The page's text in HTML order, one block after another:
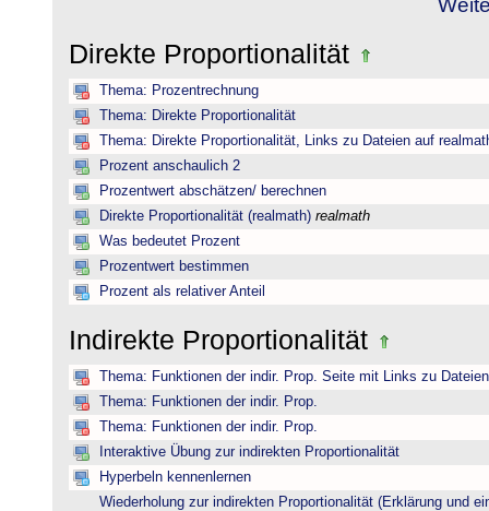
Direkte Proportionalität
Thema: Prozentrechnung
Thema: Direkte Proportionalität
Thema: Direkte Proportionalität, Links zu Dateien auf
Prozent anschaulich 2
Prozentwert abschätzen/ berechnen
Direkte Proportionalität (realmath) realmath
Was bedeutet Prozent
Prozentwert bestimmen
Prozent als relativer Anteil
Indirekte Proportionalität
Thema: Funktionen der indir. Prop. Seite mit Links zu
Thema: Funktionen der indir. Prop.
Thema: Funktionen der indir. Prop.
Interaktive Übung zur indirekten Proportionalität
Hyperbeln kennenlernen
Wiederholung zur indirekten Proportionalität (Erklärung und